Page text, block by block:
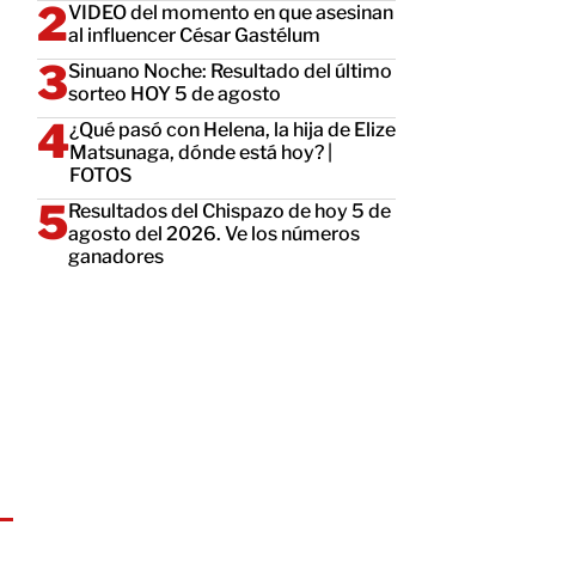
VIDEO del momento en que asesinan
al influencer César Gastélum
Sinuano Noche: Resultado del último
sorteo HOY 5 de agosto
¿Qué pasó con Helena, la hija de Elize
Matsunaga, dónde está hoy? |
FOTOS
Resultados del Chispazo de hoy 5 de
agosto del 2026. Ve los números
ganadores